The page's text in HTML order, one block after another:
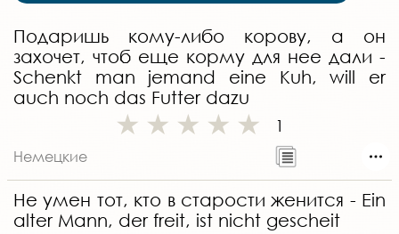
Подаришь кому-либо корову, а он
захочет, чтоб еще корму для нее дали -
Schenkt man jemand eine Kuh, will er
auch noch das Futter dazu
1
Немецкие
Не умен тот, кто в старости женится - Ein
alter Mann, der freit, ist nicht gescheit